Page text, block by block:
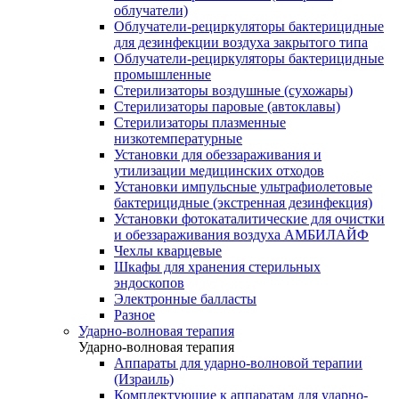
облучатели)
Облучатели-рециркуляторы бактерицидные
для дезинфекции воздуха закрытого типа
Облучатели-рециркуляторы бактерицидные
промышленные
Стерилизаторы воздушные (сухожары)
Стерилизаторы паровые (автоклавы)
Стерилизаторы плазменные
низкотемпературные
Установки для обеззараживания и
утилизации медицинских отходов
Установки импульсные ультрафиолетовые
бактерицидные (экстренная дезинфекция)
Установки фотокаталитические для очистки
и обеззараживания воздуха АМБИЛАЙФ
Чехлы кварцевые
Шкафы для хранения стерильных
эндоскопов
Электронные балласты
Разное
Ударно-волновая терапия
Ударно-волновая терапия
Аппараты для ударно-волновой терапии
(Израиль)
Комплектующие к аппаратам для ударно-